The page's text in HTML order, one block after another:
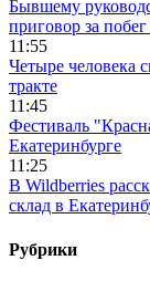
Бывшему
приговор за
11:55
Четыре человека
тракте
11:45
Фестиваль
Екатеринбурге
11:25
В Wildberries
склад в
Рубрики